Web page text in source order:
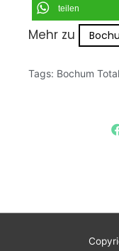
teilen
Mehr zu
Tags: Bochum